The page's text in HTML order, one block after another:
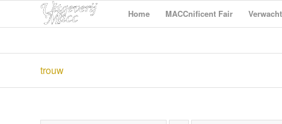
Home MACCnificent Fair Verwacht
trouw